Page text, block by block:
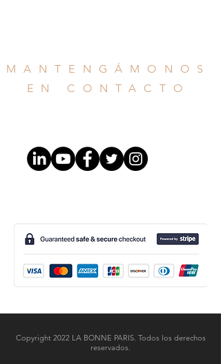
MANTENGÁMONOS
EN CONTACTO
Copyright 2022 LA BONNE PARIS. Todos los derechos
reservados.